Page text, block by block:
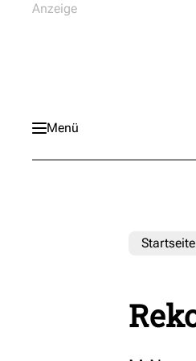
Menü
Startseite